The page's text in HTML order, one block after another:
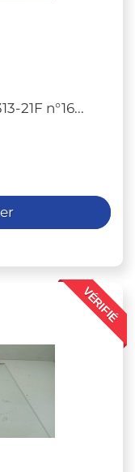
21F n°16...
VÉRIFIÉ